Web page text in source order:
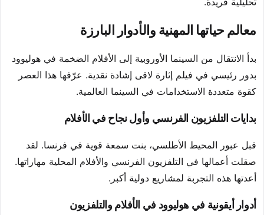
معالم حياتها المهنية والأدوار البارزة
بدأ الانتقال من السينما الأوروبية إلى الأفلام الضخمة في هوليوود
بدور رئيسي في فيلم إثارة لاقى إشادة نقدية. عرّفها هذا العصر
كقوة متعددة الاستخدامات في السينما العالمية.
بدايات التلفزيون الفرنسي وأول نجاح في الأفلام
قبل عبور المحيط الأطلسي، بنت سمعة قوية في فرنسا. لقد
صقلت أعمالها في التلفزيون الفرنسي والأفلام المحلية مهاراتها.
أعدتها هذه التجربة لمشاريع دولية أكبر.
أدوار أيقونية في هوليوود في الأفلام والتلفزيون